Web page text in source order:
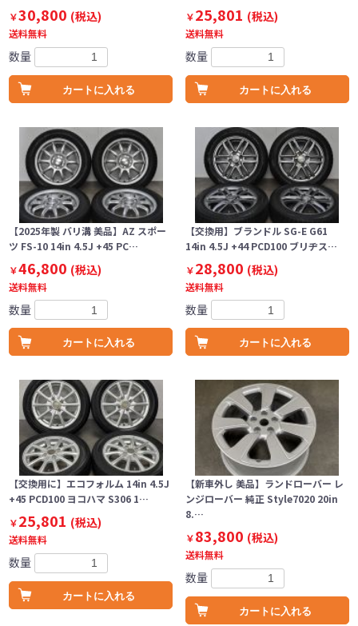
￥30,800 (税込)
送料無料
数量
カートに入れる
￥25,801 (税込)
送料無料
数量
カートに入れる
【2025年製 バリ溝 美品】AZ スポー
ツ FS-10 14in 4.5J +45 PC…
￥46,800 (税込)
送料無料
数量
カートに入れる
【交換用】ブランドル SG-E G61
14in 4.5J +44 PCD100 ブリヂス…
￥28,800 (税込)
送料無料
数量
カートに入れる
【交換用に】エコフォルム 14in 4.5J
+45 PCD100 ヨコハマ S306 1…
￥25,801 (税込)
送料無料
数量
カートに入れる
【新車外し 美品】ランドローバー レ
ンジローバー 純正 Style7020 20in
8.…
￥83,800 (税込)
送料無料
数量
カートに入れる